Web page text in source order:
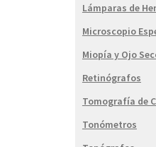
Lámparas de
Microscopio
Miopía y Ojo
Retinógrafos
Tomografía de
Tonómetros